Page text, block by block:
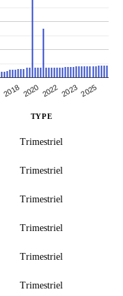
2018 2020 2022 20232025
TYPE
Trimestriel
Trimestriel
Trimestriel
Trimestriel
Trimestriel
Trimestriel